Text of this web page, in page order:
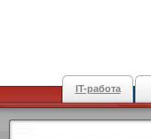
IT-работа